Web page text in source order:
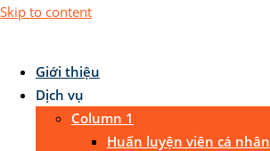
Skip to content
Giới thiệu
Dịch vụ
Column 1
Huấn luyện viên cá nhân